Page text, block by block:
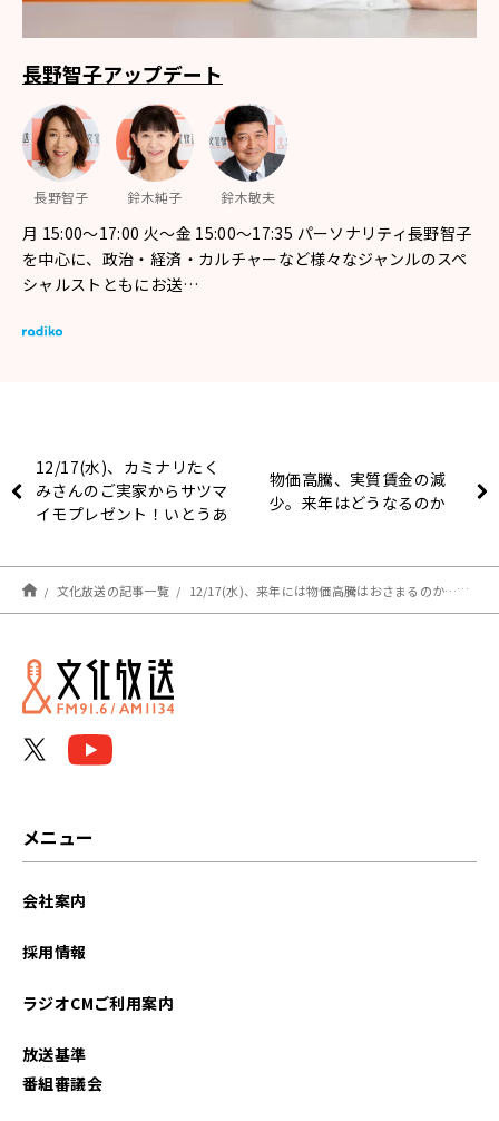
長野智子アップデート
長野智子 鈴木純子 鈴木敏夫
月 15:00～17:00 火～金 15:00～17:35 パーソナリティ長野智子
を中心に、政治・経済・カルチャーなど様々なジャンルのスペ
シャルストともにお送…
12/17(水)、カミナリたく
みさんのご実家からサツマ
イモプレゼント！いとうあ
イク画像を生成！？
物価高騰、実質賃金の減
少。来年はどうなるのか
文化放送の記事一覧 12/17(水)、来年には物価高騰はおさまるのか…佐藤治彦氏が解説！骨粗鬆症について東京都済生会中央病院医師の勝山詠理氏が解説！
メニュー
会社案内
採用情報
ラジオCMご利用案内
放送基準
番組審議会